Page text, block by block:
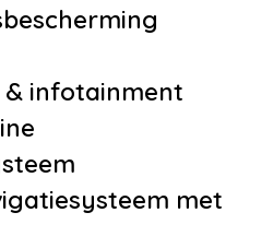
voor
& infotainment
met